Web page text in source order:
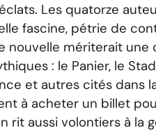
Les quatorze
fascine, pétrie de
nouvelle mériterait
: le Panier, le
et autres cités dans
à acheter un billet
rit aussi volontiers à la